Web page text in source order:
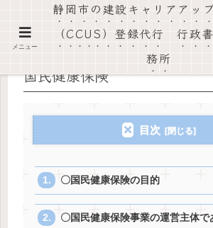
社会保険労務士法人静岡葵事務所・行政書
国民健康保険
目次
〇国民健康保険の目的
〇国民健康保険事業の運営主体で
メニュー
静岡市の建設キャリアアッ
（CCUS）登録代行 行政
務所